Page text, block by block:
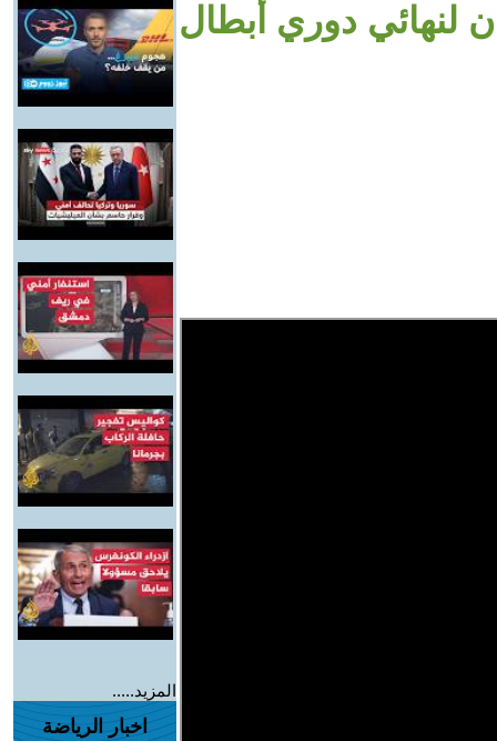
لنهائي دوري أبطال
المزيد.....
اخبار الرياضة